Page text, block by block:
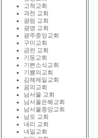
고척교회
과천 교회
광림 교회
광명 교회
광주중앙교회
구미교회
금란 교회
기둥교회
기쁜소식교회
기쁨의교회
김해제일교회
꿈의교회
남서울 교회
남서울은혜교회
남서울중앙교회
남포 교회
내리 교회
내일교회